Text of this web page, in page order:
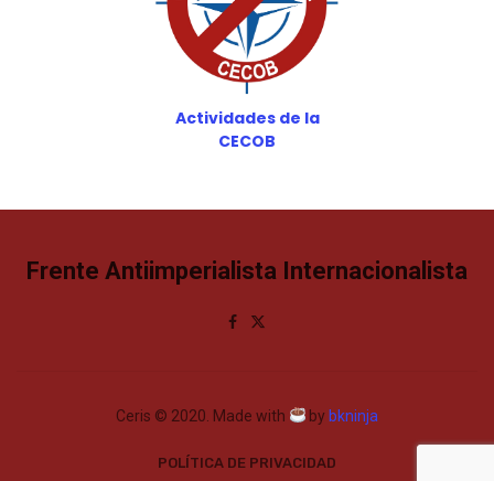
Actividades de la
CECOB
Frente Antiimperialista Internacionalista
Ceris © 2020. Made with by bkninja
POLÍTICA DE PRIVACIDAD